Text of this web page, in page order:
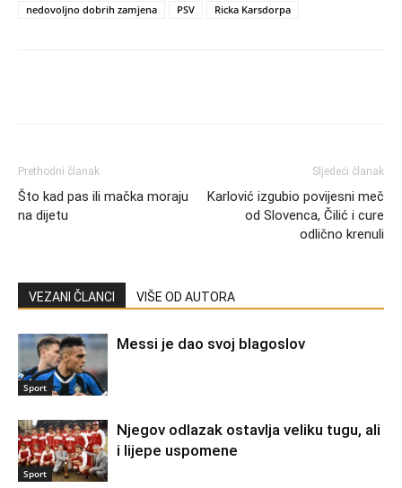
nedovoljno dobrih zamjena
PSV Ricka Karsdorpa
Prethodni članak
Što kad pas ili mačka moraju
na dijetu
Sljedeći članak
Karlović izgubio povijesni meč
od Slovenca, Čilić i cure
odlično krenuli
VEZANI ČLANCI VIŠE OD AUTORA
Sport
Messi je dao svoj blagoslov
Sport
Njegov odlazak ostavlja veliku tugu, ali
i lijepe uspomene